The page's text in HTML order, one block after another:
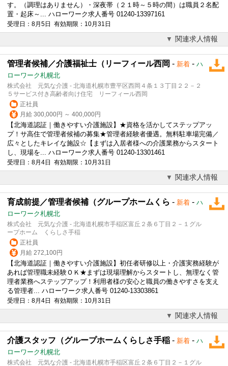
す。（調理はありません）・深夜帯（２１時～５時の間）は職員２名配
置・起床～... ハローワーク求人番号 01240-13397161
受理日：8月5日 有効期限：10月31日
関連求人情報
管理者候補／介護福祉士（リーフィール西岡 - 新着 - ハ
ローワーク札幌北
株式会社 元気な介護 - 北海道札幌市豊平区西岡４条１３丁目２２－２
５サービス付き高齢者向け住宅 リーフィール西岡
正社員
月給 300,000円 ～ 400,000円
【北海道認証｜働きやすい介護施設】★資格を活かしてステップアッ
プ！サ高住で管理者候補の募集★管理者経験者優遇。無料駐車場完備／
広々としたキレイな施設☆【まずは入居者様への介護業務からスタート
し、現場を... ハローワーク求人番号 01240-13301461
受理日：8月4日 有効期限：10月31日
関連求人情報
育成前提／管理者候補（グループホームくら - 新着 - ハ
ローワーク札幌北
株式会社 元気な介護 - 北海道札幌市手稲区富丘２条６丁目２－１グル
ープホーム くらしさ手稲
正社員
月給 272,100円
【北海道認証｜働きやすい介護施設】初任者研修以上・介護実務経験が
あれば管理職未経験ＯＫ★まずは現場理解からスタートし、無理なく管
理者業務へステップアップ！利用者様の安心と職員の働きやすさを支え
る管理者... ハローワーク求人番号 01240-13303861
受理日：8月4日 有効期限：10月31日
関連求人情報
介護スタッフ（グループホームくらしさ手稲 - 新着 - ハ
ローワーク札幌北
株式会社 元気な介護 - 北海道札幌市手稲区富丘２条６丁目２－１グル